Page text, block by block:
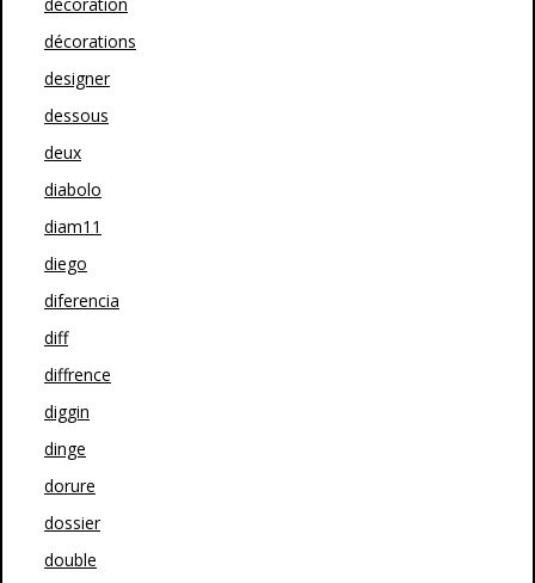
décorations
designer
dessous
deux
diabolo
diam11
diego
diferencia
diff
diffrence
diggin
dinge
dorure
dossier
double